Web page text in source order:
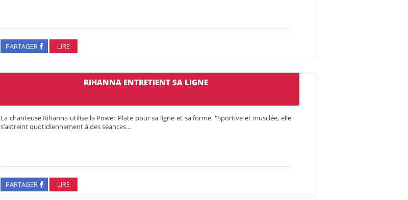
PARTAGER LIRE
RIHANNA ENTRETIENT SA LIGNE
La chanteuse Rihanna utilise la Power Plate pour sa ligne et sa forme. "Spor­tive et musclée, elle
s’as­treint quoti­dien­ne­ment à des séances…
PARTAGER LIRE